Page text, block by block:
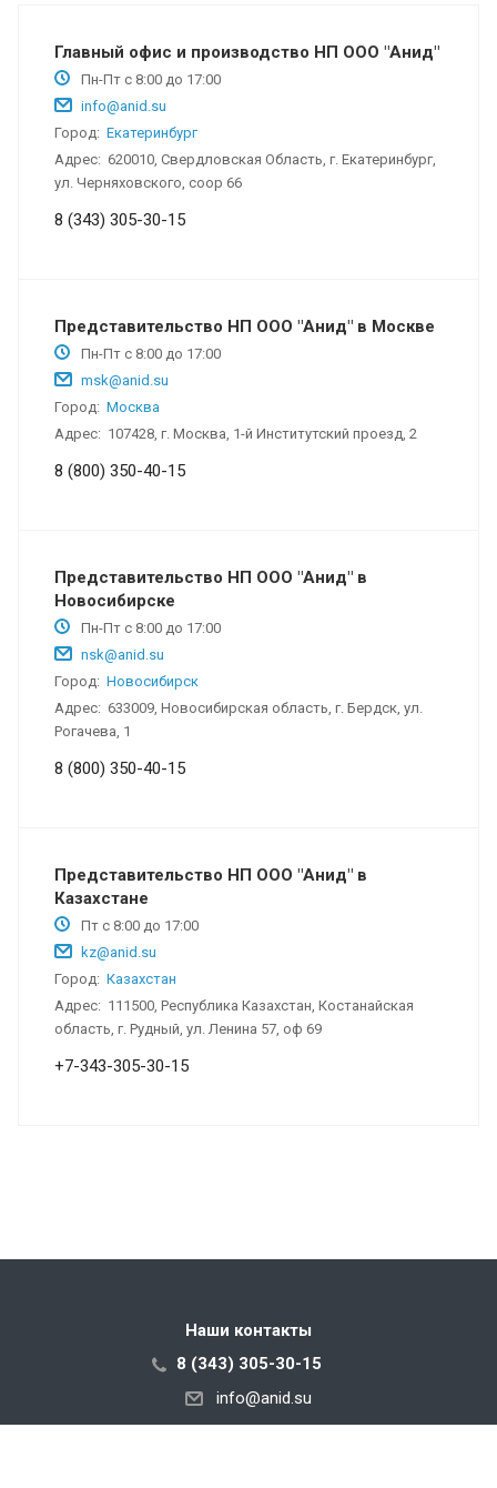
Главный офис и производство НП ООО "Анид"
Пн-Пт с 8:00 до 17:00
info@anid.su
Город: Екатеринбург
Адрес: 620010, Свердловская Область, г. Екатеринбург,
ул. Черняховского, соор 66
8 (343) 305-30-15
Представительство НП ООО "Анид" в Москве
Пн-Пт с 8:00 до 17:00
msk@anid.su
Город: Москва
Адрес: 107428, г. Москва, 1-й Институтский проезд, 2
8 (800) 350-40-15
Представительство НП ООО "Анид" в
Новосибирске
Пн-Пт с 8:00 до 17:00
nsk@anid.su
Город: Новосибирск
Адрес: 633009, Новосибирская область, г. Бердск, ул.
Рогачева, 1
8 (800) 350-40-15
Представительство НП ООО "Анид" в
Казахстане
Пт с 8:00 до 17:00
kz@anid.su
Город: Казахстан
Адрес: 111500, Республика Казахстан, Костанайская
область, г. Рудный, ул. Ленина 57, оф 69
+7-343-305-30-15
Наши контакты
8 (343) 305-30-15
info@anid.su